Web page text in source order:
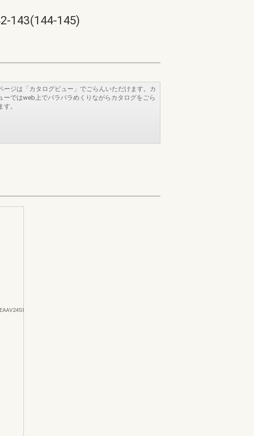
143(144-145)
ージは「カタログビュー」でごらんいただけます。カ
ーではweb上でパラパラめくりながらカタログをごら
す。